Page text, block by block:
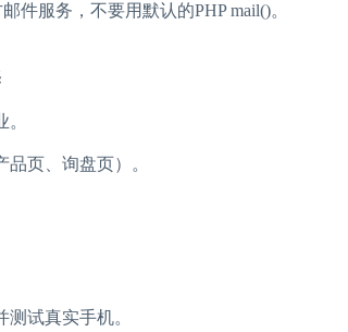
件服务，不要用默认的PHP mail()。
品页、询盘页）。
测试真实手机。